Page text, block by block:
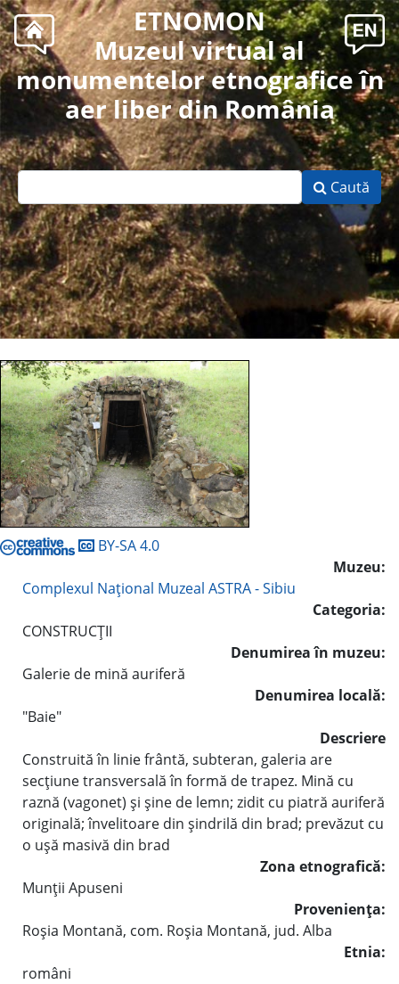
ETNOMON
Muzeul virtual al
monumentelor etnografice în
aer liber din România
Caută
BY-SA 4.0
Muzeu:
Complexul Naţional Muzeal ASTRA - Sibiu
Categoria:
CONSTRUCŢII
Denumirea în muzeu:
Galerie de mină auriferă
Denumirea locală:
"Baie"
Descriere
Construită în linie frântă, subteran, galeria are
secţiune transversală în formă de trapez. Mină cu
raznă (vagonet) şi şine de lemn; zidit cu piatră auriferă
originală; învelitoare din şindrilă din brad; prevăzut cu
o uşă masivă din brad
Zona etnografică:
Munţii Apuseni
Provenienţa:
Roşia Montană, com. Roşia Montană, jud. Alba
Etnia:
români